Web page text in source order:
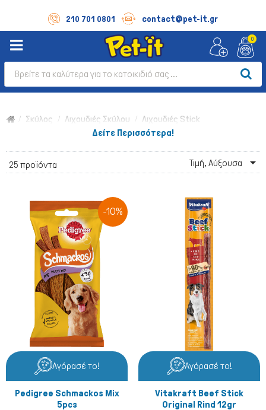
210 701 0801 contact@pet-it.gr
Σκύλος
0
Σκύλος Λιχουδιές Σκύλου
Λιχουδιές Stick
Δείτε Περισσότερα!
25 προϊόντα Τιμή, Αύξουσα 
-10%
Αγόρασέ το!
Pedigree Schmackos Mix
5pcs
Αγόρασέ το!
Vitakraft Beef Stick
Original Rind 12gr